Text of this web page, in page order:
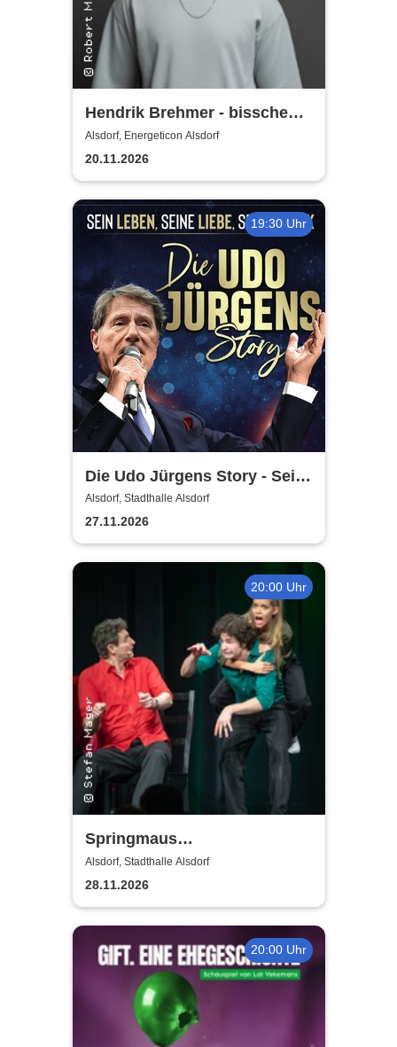
Hendrik Brehmer - bisschen
reingesteigert
Alsdorf, Energeticon Alsdorf
20.11.2026
19:30 Uhr
Die Udo Jürgens Story - Sein
Leben, seine Liebe, seine
Musik! Konzerte 2026
Alsdorf, Stadthalle Alsdorf
27.11.2026
20:00 Uhr
Springmaus
Improvisationstheater - Merry
Christmaus
Alsdorf, Stadthalle Alsdorf
28.11.2026
20:00 Uhr